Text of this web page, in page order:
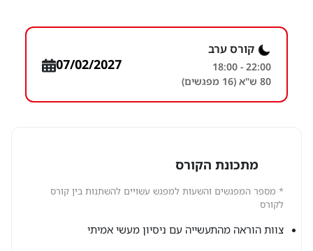
קורס ערב
18:00 - 22:00
80 ש"א (16 מפגשים)
07/02/2027
מתכונת הקורס
* מספר המפגשים והשעות למפגש עשויים להשתנות בין קורס
לקורס
צוות הוראה מהתעשייה עם ניסיון מעשי אמיתי